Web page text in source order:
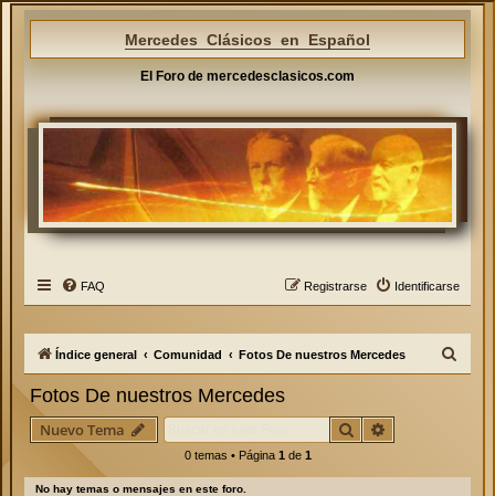
Mercedes Clásicos en Español
El Foro de mercedesclasicos.com
FAQ Identificarse
Registrarse
Índice general Comunidad Fotos De nuestros Mercedes
Fotos De nuestros Mercedes
Nuevo Tema Buscar
0 temas • Página 1 de 1
No hay temas o mensajes en este foro.